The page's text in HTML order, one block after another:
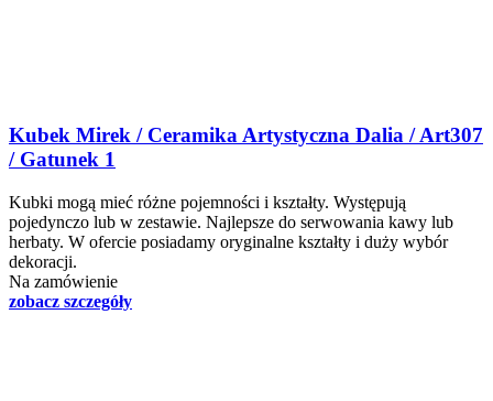
Kubek Mirek / Ceramika Artystyczna Dalia / Art307
/ Gatunek 1
Kubki mogą mieć różne pojemności i kształty. Występują
pojedynczo lub w zestawie. Najlepsze do serwowania kawy lub
herbaty. W ofercie posiadamy oryginalne kształty i duży wybór
dekoracji.
Na zamówienie
zobacz szczegóły